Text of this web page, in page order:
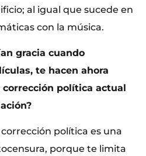
al igual que sucede en
con la música.
gracia cuando
te hacen ahora
política actual
política es una
porque te limita